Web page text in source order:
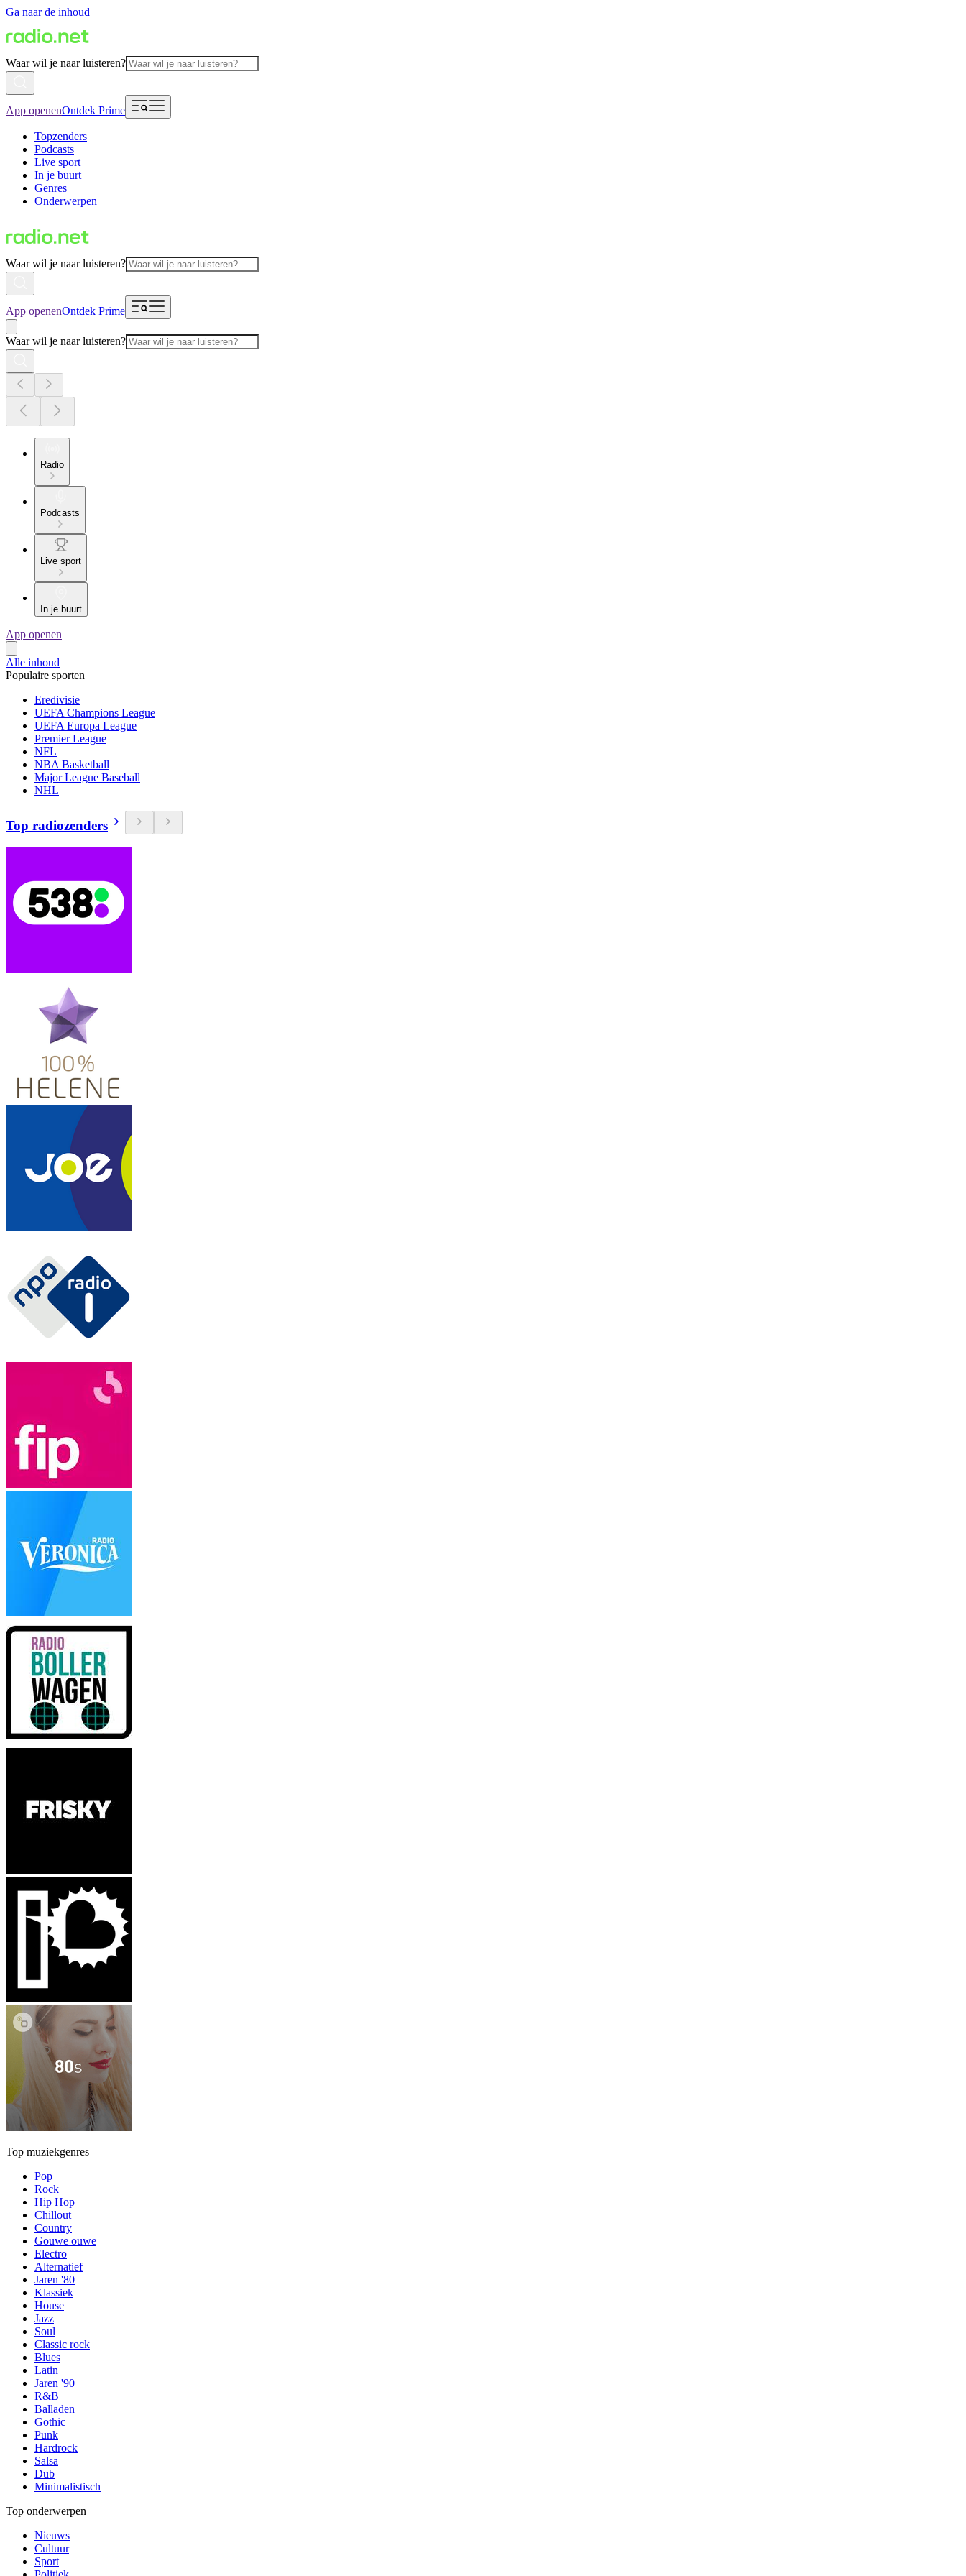
Ga naar de inhoud
Waar wil je naar luisteren?
App openenOntdek Prime
Topzenders
Podcasts
Live sport
In je buurt
Genres
Onderwerpen
Waar wil je naar luisteren?
App openenOntdek Prime
Waar wil je naar luisteren?
Radio
Podcasts
Live sport
In je buurt
App openen
Alle inhoud
Populaire sporten
Eredivisie
UEFA Champions League
UEFA Europa League
Premier League
NFL
NBA Basketball
Major League Baseball
NHL
Top radiozenders
Top muziekgenres
Pop
Rock
Hip Hop
Chillout
Country
Gouwe ouwe
Electro
Alternatief
Jaren '80
Klassiek
House
Jazz
Soul
Classic rock
Blues
Latin
Jaren '90
R&B
Balladen
Gothic
Punk
Hardrock
Salsa
Dub
Minimalistisch
Top onderwerpen
Nieuws
Cultuur
Sport